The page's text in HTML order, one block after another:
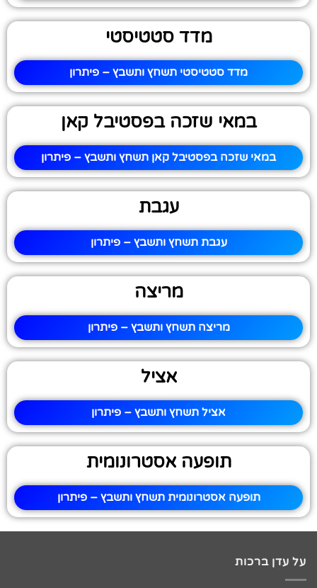
מדד סטטיסטי
מדד סטטיסטי תשחץ ותשבץ – פיתרון
במאי שזכה בפסטיבל קאן
במאי שזכה בפסטיבל קאן תשחץ ותשבץ – פיתרון
עגבת
עגבת תשחץ ותשבץ – פיתרון
מריצה
מריצה תשחץ ותשבץ – פיתרון
אציל
אציל תשחץ ותשבץ – פיתרון
תופעה אסטרונומית
תופעה אסטרונומית תשחץ ותשבץ – פיתרון
על עדן ברכות